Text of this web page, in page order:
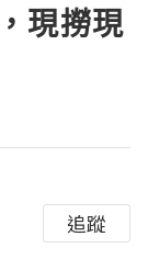
現撈現
追蹤